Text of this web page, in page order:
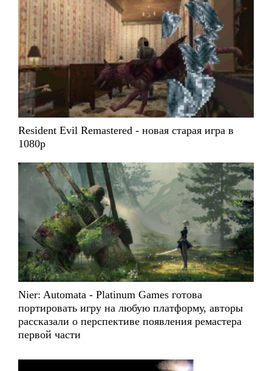
Resident Evil Remastered - новая старая игра в
1080p
Nier: Automata - Platinum Games готова
портировать игру на любую платформу, авторы
рассказали о перспективе появления ремастера
первой части